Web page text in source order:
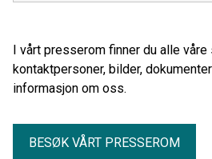
I vårt presserom finner du alle
kontaktpersoner, bilder,
informasjon om oss.
BESØK VÅRT PRESSEROM